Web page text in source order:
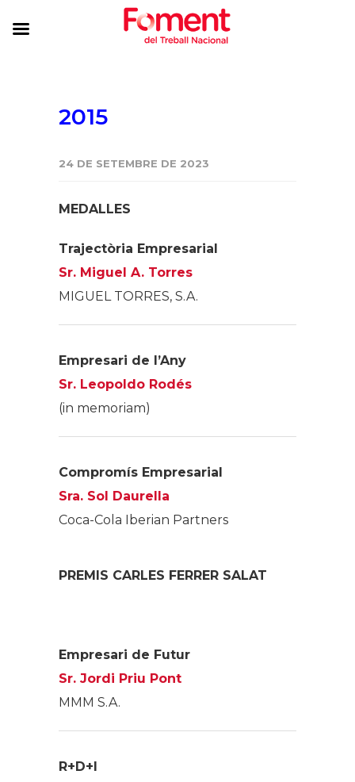
2015
24 DE SETEMBRE DE 2023
MEDALLES
Trajectòria Empresarial
Sr. Miguel A. Torres
MIGUEL TORRES, S.A.
Empresari de l’Any
Sr. Leopoldo Rodés
(in memoriam)
Compromís Empresarial
Sra. Sol Daurella
Coca-Cola Iberian Partners
PREMIS CARLES FERRER SALAT
Empresari de Futur
Sr. Jordi Priu Pont
MMM S.A.
R+D+I